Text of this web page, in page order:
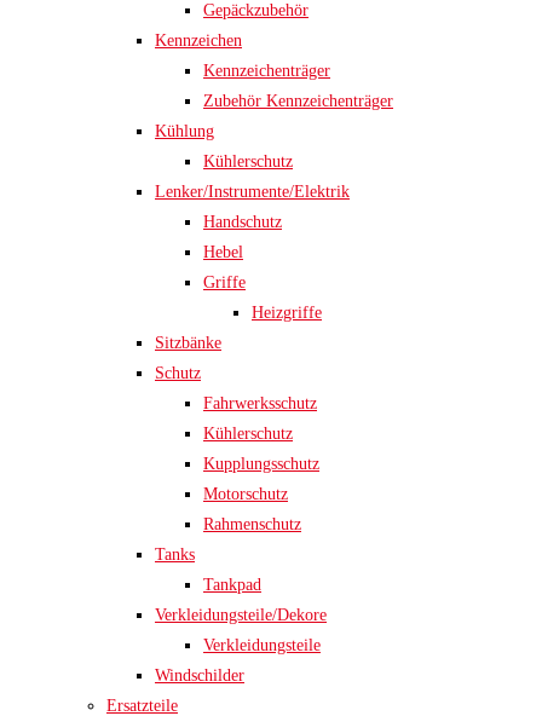
Gepäckzubehör
Kennzeichen
Kennzeichenträger
Zubehör Kennzeichenträger
Kühlung
Kühlerschutz
Lenker/Instrumente/Elektrik
Handschutz
Hebel
Griffe
Heizgriffe
Sitzbänke
Schutz
Fahrwerksschutz
Kühlerschutz
Kupplungsschutz
Motorschutz
Rahmenschutz
Tanks
Tankpad
Verkleidungsteile/Dekore
Verkleidungsteile
Windschilder
Ersatzteile